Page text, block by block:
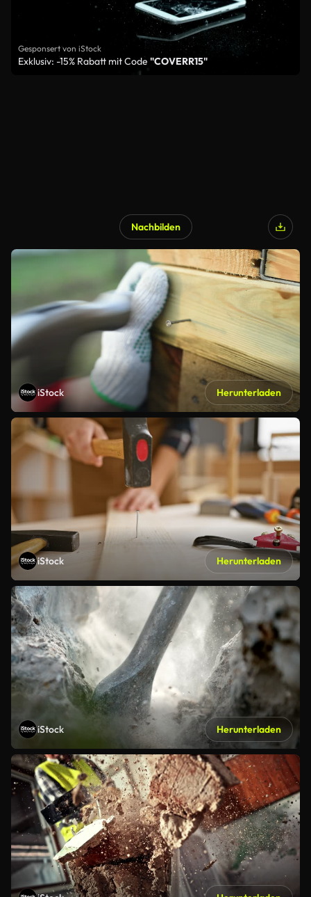
Gesponsert von iStock
Exklusiv: -15% Rabatt mit Code "COVERR15"
Nachbilden
iStock Herunterladen
iStock Herunterladen
iStock Herunterladen